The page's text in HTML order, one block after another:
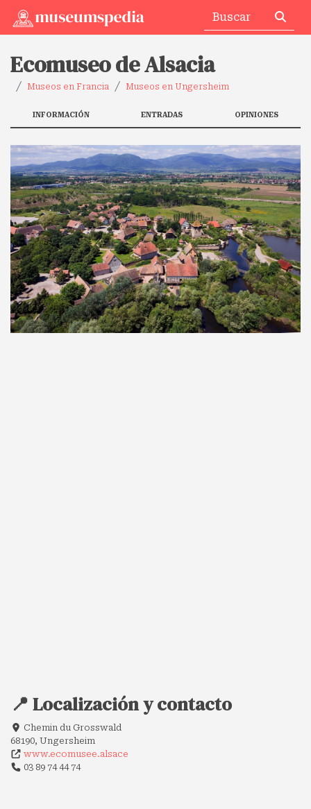
Ecomuseo de Alsacia
Museos en Francia Museos en Ungersheim
INFORMACIÓN ENTRADAS OPINIONES
📍 Localización y contacto
Chemin du Grosswald
68190, Ungersheim
www.ecomusee.alsace
03 89 74 44 74